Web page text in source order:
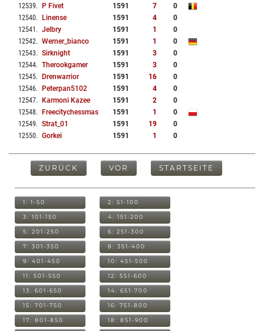
12539. P Fivet 1591 7
0
12540. Linense 1591 4
0
12541 . Jelbry 1591 1
0
12542. Werner_bianco 1591 1
0
12543. Sirknight 1591 3
0
12544. Therookgamer 1591 3
0
12545. Drenwarrior 1591 16
0
12546. Peterpan5102 1591 4
0
12547. Karmoni Kazee 1591 2
0
12548. Freecitychessmas 1591 1
0
12549. Strat_01 1591 19
0
12550. Gorkei 1591 1 0
ZURÜCK VOR STARTSEITE
1: 1-50 2: 51-100
3: 101-150 4: 151-200
5: 201-250 6: 251-300
7: 301-350 8: 351-400
9: 401-450 10: 451-500
11: 501-550 12: 551-600
13: 601-650 14: 651-700
15: 701-750 16: 751-800
17: 801-850 18: 851-900